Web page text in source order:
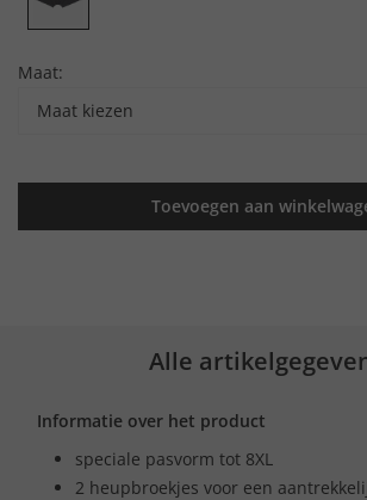
Maat:
Maat kiezen
Toevoegen aan
Alle
Informatie over het product
speciale pasvorm tot 8XL
2 heupbroekjes voor een